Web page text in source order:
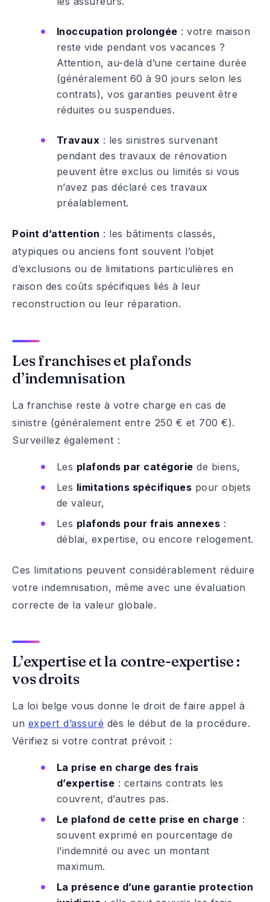
Inoccupation prolongée : votre maison
reste vide pendant vos vacances ?
Attention, au-delà d’une certaine durée
(généralement 60 à 90 jours selon les
contrats), vos garanties peuvent être
réduites ou suspendues.
Travaux : les sinistres survenant
pendant des travaux de rénovation
peuvent être exclus ou limités si vous
n’avez pas déclaré ces travaux
préalablement.
Point d’attention : les bâtiments classés,
atypiques ou anciens font souvent l’objet
d’exclusions ou de limitations particulières en
raison des coûts spécifiques liés à leur
reconstruction ou leur réparation.
Les franchises et plafonds
d’indemnisation
La franchise reste à votre charge en cas de
sinistre (généralement entre 250 € et 700 €).
Surveillez également :
Les plafonds par catégorie de biens,
Les limitations spécifiques pour objets
de valeur,
Les plafonds pour frais annexes :
déblai, expertise, ou encore relogement.
Ces limitations peuvent considérablement réduire
votre indemnisation, même avec une évaluation
correcte de la valeur globale.
L’expertise et la contre-expertise :
vos droits
La loi belge vous donne le droit de faire appel à
un expert d’assuré dès le début de la procédure.
Vérifiez si votre contrat prévoit :
La prise en charge des frais
d’expertise : certains contrats les
couvrent, d’autres pas.
Le plafond de cette prise en charge :
souvent exprimé en pourcentage de
l’indemnité ou avec un montant
maximum.
La présence d’une garantie protection